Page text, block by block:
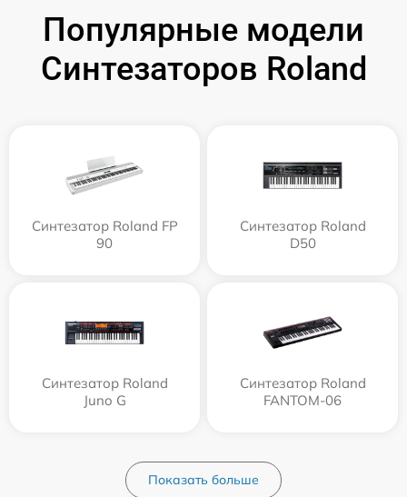
Популярные модели
Синтезаторов Roland
Синтезатор Roland FP
90
Синтезатор Roland
D50
Синтезатор Roland
Juno G
Синтезатор Roland
FANTOM-06
Показать больше